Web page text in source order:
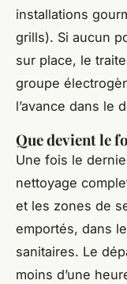
installations
grills). Si aucun
sur place, le
groupe
l’avance dans le
Que devient le
Une fois le
nettoyage
et les zones de
emportés, dans
sanitaires. Le
moins d’une